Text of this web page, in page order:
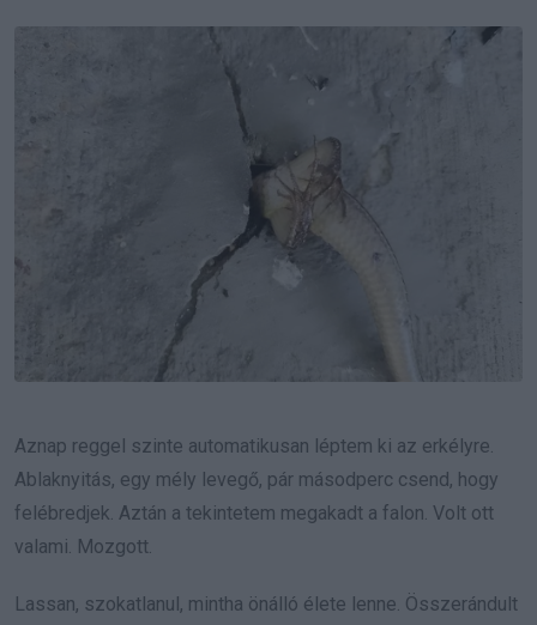
Email
Aznap reggel szinte automatikusan léptem ki az erkélyre.
Ablaknyitás, egy mély levegő, pár másodperc csend, hogy
felébredjek. Aztán a tekintetem megakadt a falon. Volt ott
valami. Mozgott.
Lassan, szokatlanul, mintha önálló élete lenne. Összerándult